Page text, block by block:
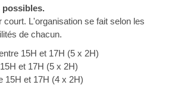
possibles.
court. L'organisation se fait selon les
de chacun.
15H et 17H (5 x 2H)
et 17H (5 x 2H)
15H et 17H (4 x 2H)